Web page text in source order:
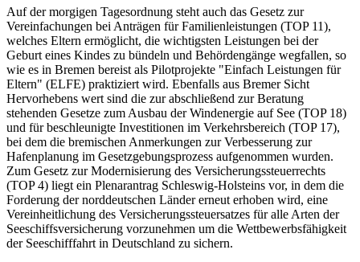
Auf der morgigen Tagesordnung steht auch das Gesetz zur
Vereinfachungen bei Anträgen für Familienleistungen (TOP 11),
welches Eltern ermöglicht, die wichtigsten Leistungen bei der
Geburt eines Kindes zu bündeln und Behördengänge wegfallen, so
wie es in Bremen bereist als Pilotprojekte "Einfach Leistungen für
Eltern" (ELFE) praktiziert wird. Ebenfalls aus Bremer Sicht
Hervorhebens wert sind die zur abschließend zur Beratung
stehenden Gesetze zum Ausbau der Windenergie auf See (TOP 18)
und für beschleunigte Investitionen im Verkehrsbereich (TOP 17),
bei dem die bremischen Anmerkungen zur Verbesserung zur
Hafenplanung im Gesetzgebungsprozess aufgenommen wurden.
Zum Gesetz zur Modernisierung des Versicherungssteuerrechts
(TOP 4) liegt ein Plenarantrag Schleswig-Holsteins vor, in dem die
Forderung der norddeutschen Länder erneut erhoben wird, eine
Vereinheitlichung des Versicherungssteuersatzes für alle Arten der
Seeschiffsversicherung vorzunehmen um die Wettbewerbsfähigkeit
der Seeschifffahrt in Deutschland zu sichern.